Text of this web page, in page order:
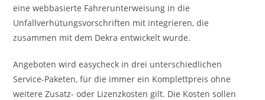
eine webbasierte Fahrerunterweisung in die
Unfallverhütungsvorschriften mit integrieren, die
zusammen mit dem Dekra entwickelt wurde.
Angeboten wird easycheck in drei unterschiedlichen
Service-Paketen, für die immer ein Komplettpreis ohne
weitere Zusatz- oder Lizenzkosten gilt. Die Kosten sollen